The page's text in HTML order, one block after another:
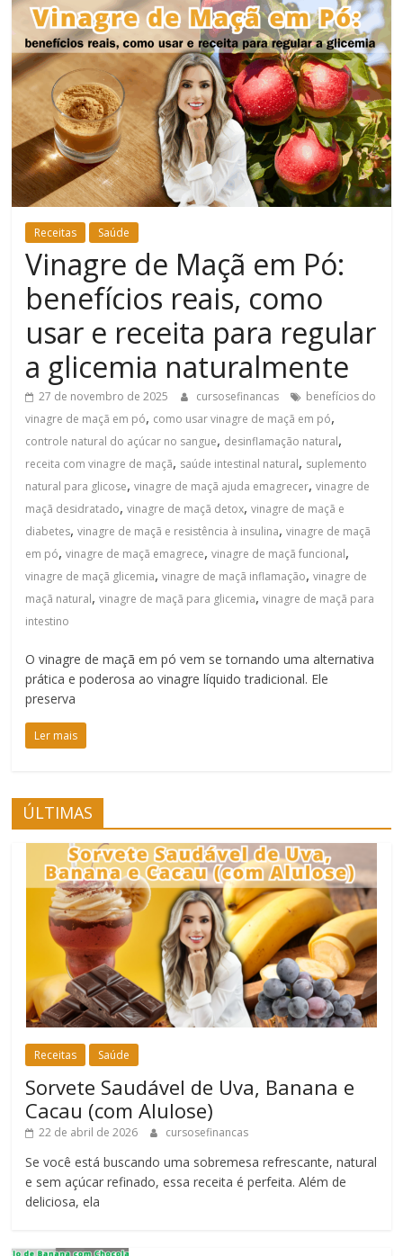
Estar
Receitas Saúde
Vinagre de Maçã em Pó:
benefícios reais, como
usar e receita para regular
a glicemia naturalmente
27 de novembro de 2025 cursosefinancas
benefícios do
vinagre de maçã em pó, como usar vinagre de maçã em pó,
controle natural do açúcar no sangue, desinflamação natural,
receita com vinagre de maçã, saúde intestinal natural, suplemento
natural para glicose,vinagre de maçã ajuda emagrecer,vinagre de
maçã desidratado,vinagre de maçã detox,vinagre de maçã e
diabetes,vinagre de maçã e resistência à insulina,vinagre de maçã
em pó,vinagre de maçã emagrece,vinagre de maçã funcional,
vinagre de maçã glicemia,vinagre de maçã inflamação,vinagre de
maçã natural,vinagre de maçã para glicemia,vinagre de maçã para
intestino
O vinagre de maçã em pó vem se tornando uma alternativa
prática e poderosa ao vinagre líquido tradicional. Ele
preserva
Ler mais
ÚLTIMAS
Receitas Saúde
Sorvete Saudável de Uva, Banana e
Cacau (com Alulose)
22 de abril de 2026 cursosefinancas
Se você está buscando uma sobremesa refrescante, natural
e sem açúcar refinado, essa receita é perfeita. Além de
deliciosa, ela